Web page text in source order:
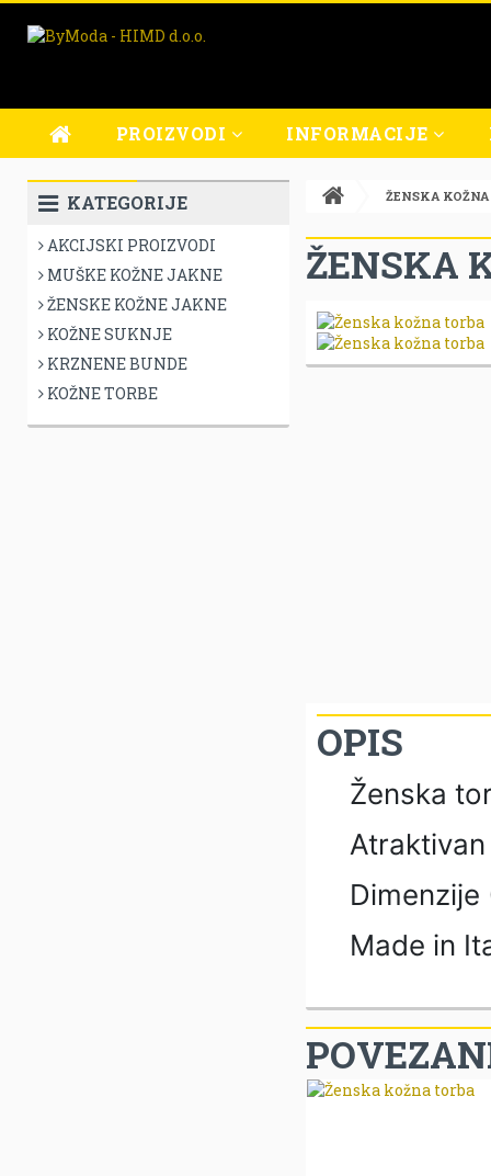
PROIZVODI
ŽENSKE KOŽNE JAKNE
KOŽNE SUKNJE
INFORMACIJE
OBLICI PLAĆANJA
PRODAJNA MJESTA
USLUGA POPRAVKA
UVJETI POSLOVANJA
IZJAVA O PRIVATNOSTI
KATEGORIJE
AKCIJSKI PROIZVODI
MUŠKE KOŽNE JAKNE
ŽENSKE KOŽNE JAKNE
KOŽNE SUKNJE
KRZNENE BUNDE
KOŽNE TORBE
ŽENSKA
ŽENSKA
OPIS
Ženska
Made in